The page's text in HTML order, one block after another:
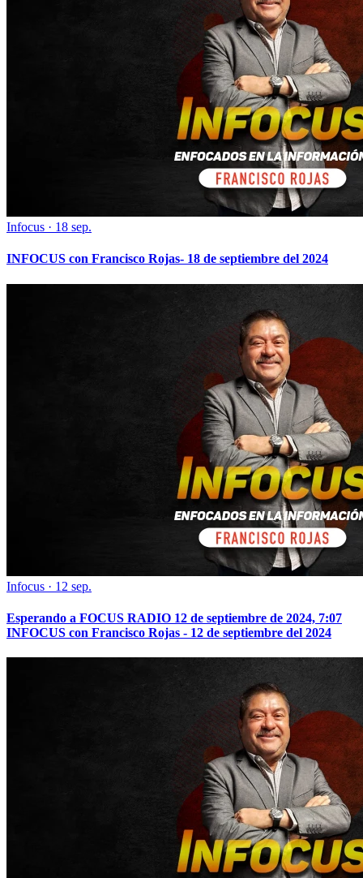
Infocus · 18 sep.
INFOCUS con Francisco Rojas- 18 de septiembre del 2024
Infocus · 12 sep.
Esperando a FOCUS RADIO 12 de septiembre de 2024, 7:07
INFOCUS con Francisco Rojas - 12 de septiembre del 2024